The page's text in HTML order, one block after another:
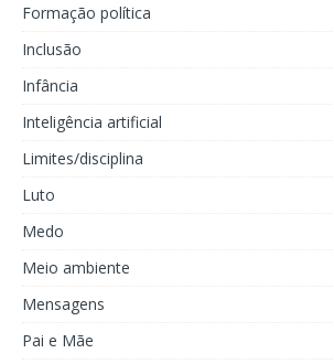
Formação política
Inclusão
Infância
Inteligência artificial
Limites/disciplina
Luto
Medo
Meio ambiente
Mensagens
Pai e Mãe